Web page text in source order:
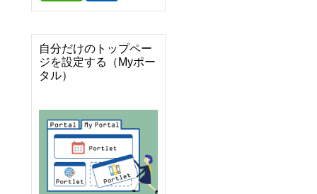
自分だけのトップペー
ジを設定する（Myポー
タル）